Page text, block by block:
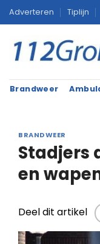
Ga
naar
inhoud
Adverteren Tiplijn
Brandweer
BRANDWEER
Stadjers
en
Deel dit artikel